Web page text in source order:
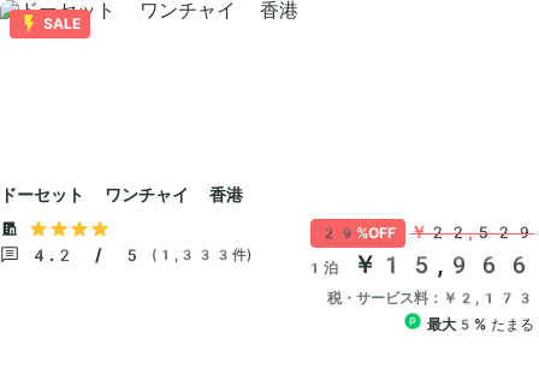
SALE
ドーセット ワンチャイ 香港
4.2 / 5 (1,333件)
29%OFF ￥22,529
1泊 ￥15,966
税・サービス料：￥2,173
最大5% たまる